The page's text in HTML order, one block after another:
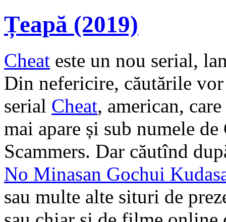
Țeapă (2019)
Cheat este un nou serial,
Din nefericire, căutările
serial Cheat, american,
mai apare și sub numele de
Scammers. Dar căutînd
No Minasan Gochui
sau multe alte situri de